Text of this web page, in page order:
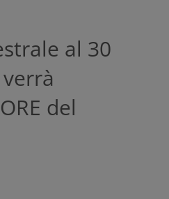
al 30
del